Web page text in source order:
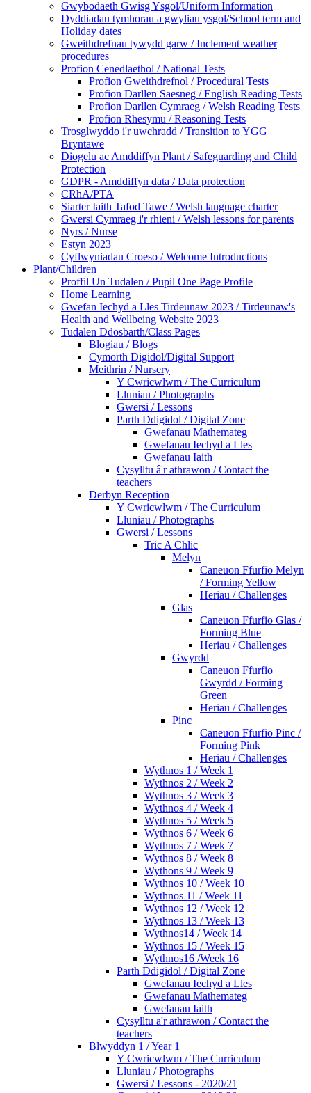
Gwybodaeth Gwisg Ysgol/Uniform Information
Dyddiadau tymhorau a gwyliau ysgol/School term and
Holiday dates
Gweithdrefnau tywydd garw / Inclement weather
procedures
Profion Cenedlaethol / National Tests
Profion Gweithdrefnol / Procedural Tests
Profion Darllen Saesneg / English Reading Tests
Profion Darllen Cymraeg / Welsh Reading Tests
Profion Rhesymu / Reasoning Tests
Trosglwyddo i'r uwchradd / Transition to YGG
Bryntawe
Diogelu ac Amddiffyn Plant / Safeguarding and Child
Protection
GDPR - Amddiffyn data / Data protection
CRhA/PTA
Siarter Iaith Tafod Tawe / Welsh language charter
Gwersi Cymraeg i'r rhieni / Welsh lessons for parents
Nyrs / Nurse
Estyn 2023
Cyflwyniadau Croeso / Welcome Introductions
Plant/Children
Proffil Un Tudalen / Pupil One Page Profile
Home Learning
Gwefan Iechyd a Lles Tirdeunaw 2023 / Tirdeunaw's
Health and Wellbeing Website 2023
Tudalen Ddosbarth/Class Pages
Blogiau / Blogs
Cymorth Digidol/Digital Support
Meithrin / Nursery
Y Cwricwlwm / The Curriculum
Lluniau / Photographs
Gwersi / Lessons
Parth Ddigidol / Digital Zone
Gwefanau Mathemateg
Gwefanau Iechyd a Lles
Gwefanau Iaith
Cysylltu â'r athrawon / Contact the
teachers
Derbyn Reception
Y Cwricwlwm / The Curriculum
Lluniau / Photographs
Gwersi / Lessons
Tric A Chlic
Melyn
Caneuon Ffurfio Melyn
/ Forming Yellow
Heriau / Challenges
Glas
Caneuon Ffurfio Glas /
Forming Blue
Heriau / Challenges
Gwyrdd
Caneuon Ffurfio
Gwyrdd / Forming
Green
Heriau / Challenges
Pinc
Caneuon Ffurfio Pinc /
Forming Pink
Heriau / Challenges
Wythnos 1 / Week 1
Wythnos 2 / Week 2
Wythnos 3 / Week 3
Wythnos 4 / Week 4
Wythnos 5 / Week 5
Wythnos 6 / Week 6
Wythnos 7 / Week 7
Wythnos 8 / Week 8
Wythons 9 / Week 9
Wythnos 10 / Week 10
Wythnos 11 / Week 11
Wythnos 12 / Week 12
Wythnos 13 / Week 13
Wythnos14 / Week 14
Wythnos 15 / Week 15
Wythnos16 /Week 16
Parth Ddigidol / Digital Zone
Gwefanau Iechyd a Lles
Gwefanau Mathemateg
Gwefanau Iaith
Cysylltu a'r athrawon / Contact the
teachers
Blwyddyn 1 / Year 1
Y Cwricwlwm / The Curriculum
Lluniau / Photographs
Gwersi / Lessons - 2020/21